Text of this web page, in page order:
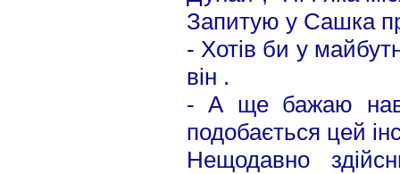
Запитую у Сашка
- Хотів би у
він .
- А ще бажаю
подобається цей
Нещодавно